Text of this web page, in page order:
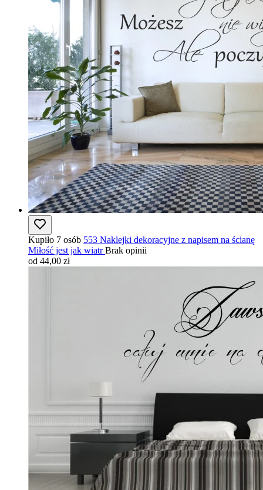
Kupiło 7 osób 553 Naklejki dekoracyjne z napisem na ścianę
Miłość jest jak wiatr Brak opinii
od 44,00 zł